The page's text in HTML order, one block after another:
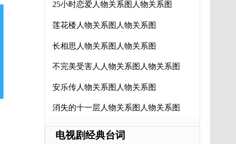
25小时恋爱人物关系图人物关系图
莲花楼人物关系图人物关系图
长相思人物关系图人物关系图
不完美受害人人物关系图人物关系图
安乐传人物关系图人物关系图
消失的十一层人物关系图人物关系图
电视剧经典台词